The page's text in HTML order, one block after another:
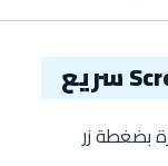
بضغطة زر